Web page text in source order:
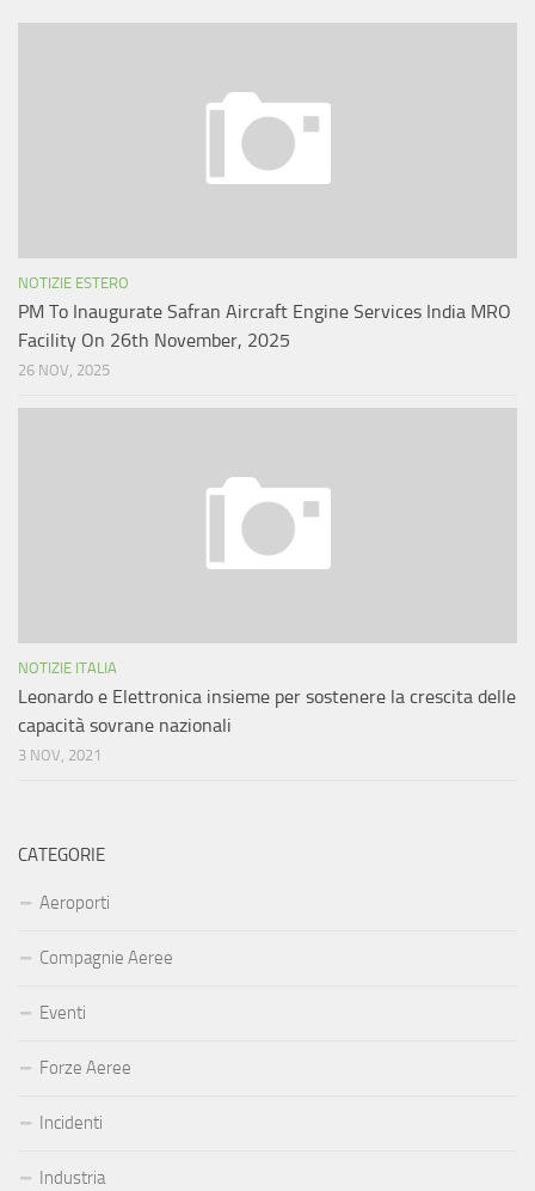
NOTIZIE ESTERO
PM To Inaugurate Safran Aircraft Engine Services India MRO
Facility On 26th November, 2025
26 NOV, 2025
NOTIZIE ITALIA
Leonardo e Elettronica insieme per sostenere la crescita delle
capacità sovrane nazionali
3 NOV, 2021
CATEGORIE
Aeroporti
Compagnie Aeree
Eventi
Forze Aeree
Incidenti
Industria